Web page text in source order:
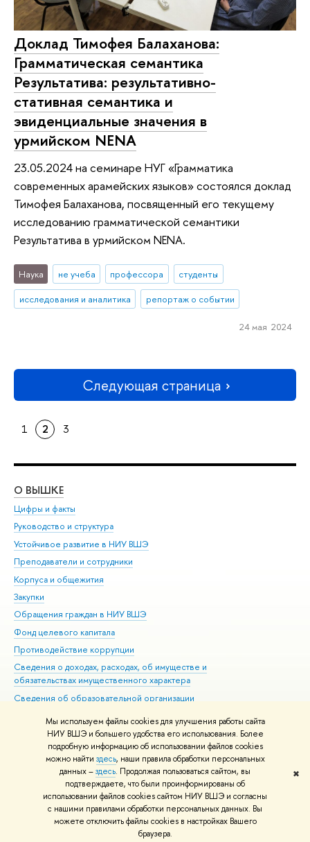
Мы используем файлы cookies для улучшения работы сайта
НИУ ВШЭ и большего удобства его использования. Более
подробную информацию об использовании файлов cookies
можно найти здесь, наши правила обработки персональных
данных –здесь. Продолжая пользоваться сайтом, вы
подтверждаете, что были проинформированы об
использовании файлов cookies сайтом НИУ ВШЭ и согласны
с нашими правилами обработки персональных данных. Вы
можете отключить файлы cookies в настройках Вашего
браузера.
✖
Доклад Тимофея Балаханова:
Грамматическая семантика
Результатива: результативно-
стативная семантика и
эвиденциальные значения в
урмийском NЕNA
23.05.2024 на семинаре НУГ «Грамматика
современных арамейских языков» состоялся доклад
Тимофея Балаханова, посвященный его текущему
исследованию грамматической семантики
Результатива в урмийском NENA.
Наука не учеба профессора
студенты
исследования и аналитика
репортаж о событии
24 мая 2024
Следующая страница
1 2 3
О ВЫШКЕ
Цифры и факты
Руководство и структура
Устойчивое развитие в НИУ ВШЭ
Преподаватели и сотрудники
Корпуса и общежития
Закупки
Обращения граждан в НИУ ВШЭ
Фонд целевого капитала
Противодействие коррупции
Сведения о доходах, расходах, об имуществе и
обязательствах имущественного характера
Сведения об образовательной организации
Людям с ограниченными возможностями здоровья
Единая платежная страница
Работа в Вышке
© НИУ ВШЭ 1993–2026 Адреса и контакты Условия использования
материалов Политика конфиденциальности Карта сайта
Шрифты HSE Sans и HSE Slab разработаны вШколе дизайна НИУ ВШЭ